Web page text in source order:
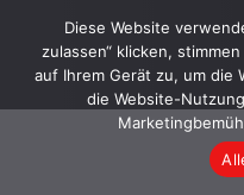
Diese Website
zulassen“ klicken,
auf Ihrem Gerät zu, um die
die Website-